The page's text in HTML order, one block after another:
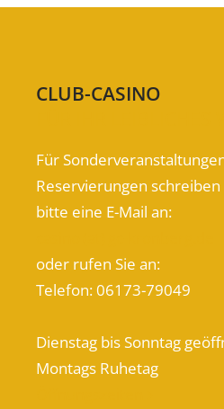
CLUB-CASINO
Für
Reservierungen schreiben
bitte eine E-Mail an:
oder rufen Sie an:
Telefon: 06173-79049
Dienstag bis Sonntag
Montags Ruhetag